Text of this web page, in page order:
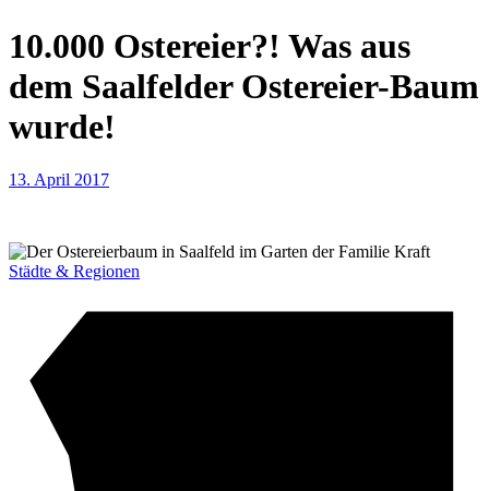
10.000 Ostereier?! Was aus
dem Saalfelder Ostereier-Baum
wurde!
13. April 2017
Städte & Regionen